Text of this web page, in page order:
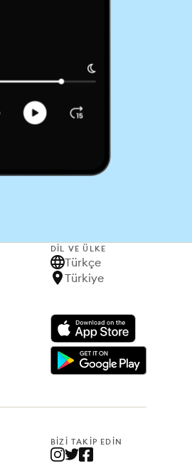
DIL VE ÜLKE
Türkçe
Türkiye
BIZI TAKIP EDIN